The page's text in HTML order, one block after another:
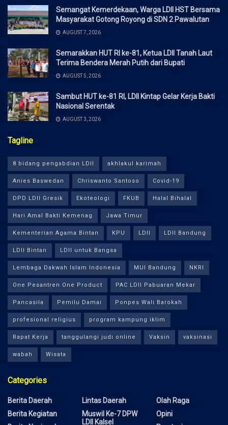
Semangat Kemerdekaan, Warga LDII HST Bersama
Masyarakat Gotong Royong di SDN 2 Pawalutan
AUGUST 7, 2026
Semarakkan HUT RI ke-81, Ketua LDII Tanah Laut
Terima Bendera Merah Putih dari Bupati
AUGUST 5, 2026
Sambut HUT ke-81 RI, LDII Kintap Gelar Kerja Bakti
Nasional Serentak
AUGUST 3, 2026
Tagline
8 bidang pengabdian LDII akhlakul karimah
Anies Baswedan Chriswanto Santoso Covid-19
DPD LDII Gresik Ekoteologi FKUB Halal Bihalal
Hari Amal Bakti Kemenag Jawa Timur
Kementerian Agama Bintan KPU LDII LDII Bandung
LDII Bintan LDII untuk Bangsa
Lembaga Dakwah Islam Indonesia MUI Bandung NKRI
One Pesantren One Product PAC LDII Pabuaran Mekar
Pancasila Pemilu Damai Ponpes Wali Barokah
profesional religius program kampung iklim
Rapat Kerja tanggulangi judi online Vaksin vaksinasi
wabah Wisata
Categories
Berita Daerah
Berita Kegiatan
Lintas Daerah
Muswil Ke-7 DPW
LDII Kalsel
Olah Raga
Opini